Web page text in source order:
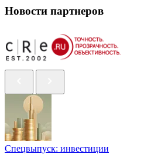
Новости партнеров
Спецвыпуск: инвестиции